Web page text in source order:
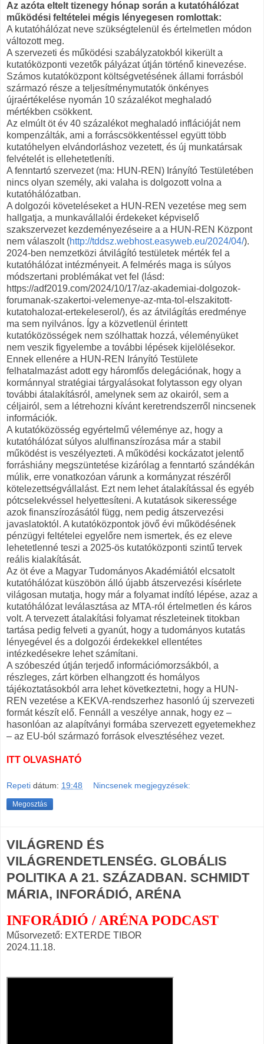
Az azóta eltelt tizenegy hónap során a kutatóhálózat
működési feltételei mégis lényegesen romlottak:
A kutatóhálózat neve szükségtelenül és értelmetlen módon
változott meg.
A szervezeti és működési szabályzatokból kikerült a
kutatóközponti vezetők pályázat útján történő kinevezése.
Számos kutatóközpont költségvetésének állami forrásból
származó része a teljesítménymutatók önkényes
újraértékelése nyomán 10 százalékot meghaladó
mértékben csökkent.
Az elmúlt öt év 40 százalékot meghaladó inflációját nem
kompenzálták, ami a forráscsökkentéssel együtt több
kutatóhelyen elvándorláshoz vezetett, és új munkatársak
felvételét is ellehetetleníti.
A fenntartó szervezet (ma: HUN-REN) Irányító Testületében
nincs olyan személy, aki valaha is dolgozott volna a
kutatóhálózatban.
A dolgozói követeléseket a HUN-REN vezetése meg sem
hallgatja, a munkavállalói érdekeket képviselő
szakszervezet kezdeményezéseire a a HUN-REN Központ
nem válaszolt (http://tddsz.webhost.easyweb.eu/2024/04/).
2024-ben nemzetközi átvilágító testületek mérték fel a
kutatóhálózat intézményeit. A felmérés maga is súlyos
módszertani problémákat vet fel (lásd:
https://adf2019.com/2024/10/17/az-akademiai-dolgozok-
forumanak-szakertoi-velemenye-az-mta-tol-elszakitott-
kutatohalozat-ertekeleserol/), és az átvilágítás eredménye
ma sem nyilvános. Így a közvetlenül érintett
kutatóközösségek nem szólhattak hozzá, véleményüket
nem veszik figyelembe a további lépések kijelölésekor.
Ennek ellenére a HUN-REN Irányító Testülete
felhatalmazást adott egy háromfős delegációnak, hogy a
kormánnyal stratégiai tárgyalásokat folytasson egy olyan
további átalakításról, amelynek sem az okairól, sem a
céljairól, sem a létrehozni kívánt keretrendszerről nincsenek
információk.
A kutatóközösség egyértelmű véleménye az, hogy a
kutatóhálózat súlyos alulfinanszírozása már a stabil
működést is veszélyezteti. A működési kockázatot jelentő
forráshiány megszüntetése kizárólag a fenntartó szándékán
múlik, erre vonatkozóan várunk a kormányzat részéről
kötelezettségvállalást. Ezt nem lehet átalakítással és egyéb
pótcselekvéssel helyettesíteni. A kutatások sikeressége
azok finanszírozásától függ, nem pedig átszervezési
javaslatoktól. A kutatóközpontok jövő évi működésének
pénzügyi feltételei egyelőre nem ismertek, és ez eleve
lehetetlenné teszi a 2025-ös kutatóközponti szintű tervek
reális kialakítását.
Az öt éve a Magyar Tudományos Akadémiától elcsatolt
kutatóhálózat küszöbön álló újabb átszervezési kísérlete
világosan mutatja, hogy már a folyamat indító lépése, azaz a
kutatóhálózat leválasztása az MTA-ról értelmetlen és káros
volt. A tervezett átalakítási folyamat részleteinek titokban
tartása pedig felveti a gyanút, hogy a tudományos kutatás
lényegével és a dolgozói érdekekkel ellentétes
intézkedésekre lehet számítani.
A szóbeszéd útján terjedő információmorzsákból, a
részleges, zárt körben elhangzott és homályos
tájékoztatásokból arra lehet következtetni, hogy a HUN-
REN vezetése a KEKVA-rendszerhez hasonló új szervezeti
formát készít elő. Fennáll a veszélye annak, hogy ez –
hasonlóan az alapítványi formába szervezett egyetemekhez
– az EU-ból származó források elvesztéséhez vezet.
ITT OLVASHATÓ
Repeti dátum: 19:48 Nincsenek megjegyzések:
Megosztás
VILÁGREND ÉS
VILÁGRENDETLENSÉG. GLOBÁLIS
POLITIKA A 21. SZÁZADBAN. SCHMIDT
MÁRIA, INFORÁDIÓ, ARÉNA
INFORÁDIÓ / ARÉNA PODCAST
Műsorvezető: EXTERDE TIBOR
2024.11.18.